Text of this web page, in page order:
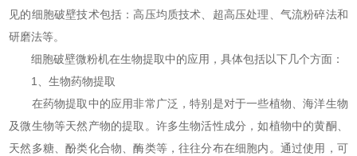
见的细胞破壁技术包括：高压均质技术、超高压处理、气流粉碎法和
研磨法等。
细胞破壁微粉机在生物提取中的应用，具体包括以下几个方面：
1、生物药物提取
在药物提取中的应用非常广泛，特别是对于一些植物、海洋生物
及微生物等天然产物的提取。许多生物活性成分，如植物中的黄酮、
天然多糖、酚类化合物、酶类等，往往分布在细胞内。通过使用，可